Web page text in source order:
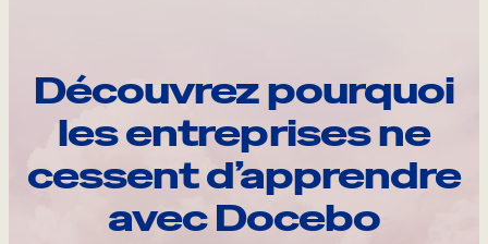
Découvrez pourquoi
les entreprises ne
cessent d’apprendre
avec Docebo